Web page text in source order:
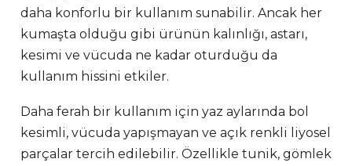
daha konforlu bir kullanım sunabilir. Ancak her
kumaşta olduğu gibi ürünün kalınlığı, astarı,
kesimi ve vücuda ne kadar oturduğu da
kullanım hissini etkiler.
Daha ferah bir kullanım için yaz aylarında bol
kesimli, vücuda yapışmayan ve açık renkli liyosel
parçalar tercih edilebilir. Özellikle tunik, gömlek